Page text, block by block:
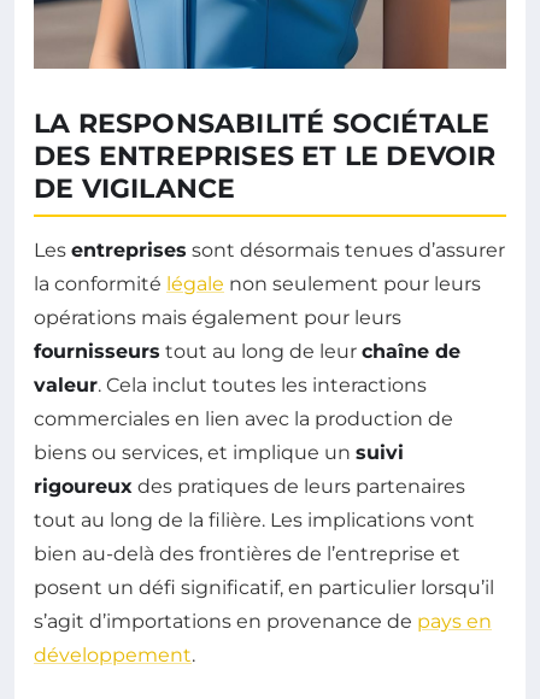
LA RESPONSABILITÉ SOCIÉTALE
DES ENTREPRISES ET LE DEVOIR
DE VIGILANCE
Les entreprises sont désormais tenues d’assurer
la conformité légale non seulement pour leurs
opérations mais également pour leurs
fournisseurs tout au long de leur chaîne de
valeur. Cela inclut toutes les interactions
commerciales en lien avec la production de
biens ou services, et implique un suivi
rigoureux des pratiques de leurs partenaires
tout au long de la filière. Les implications vont
bien au-delà des frontières de l’entreprise et
posent un défi significatif, en particulier lorsqu’il
s’agit d’importations en provenance de pays en
développement.